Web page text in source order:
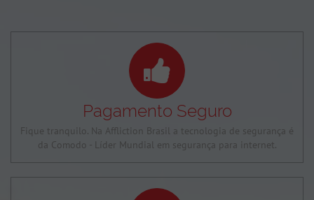
Pagamento Seguro
Fique tranquilo. Na Affliction Brasil a tecnologia de segurança é
da Comodo - Líder Mundial em segurança para internet.